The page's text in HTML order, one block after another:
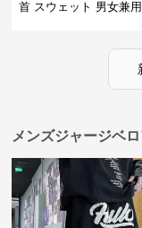
首 スウェット 男女兼
メンズジャージベ